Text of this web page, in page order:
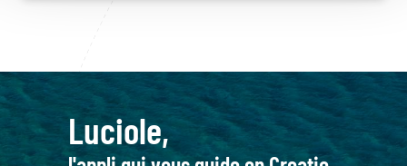
Luciole,